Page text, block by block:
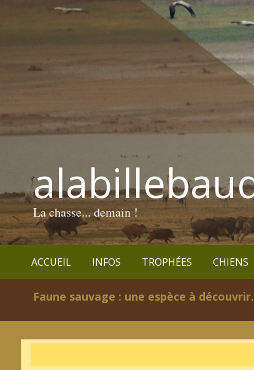
La chasse... demain !
ACCUEIL INFOS TROPHÉES CHIENS
Faune sauvage : une espèce à